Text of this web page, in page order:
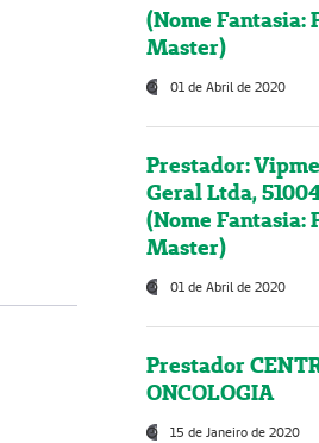
(Nome Fantasia:
Master)
01 de Abril de 2020
Prestador:
Geral Ltda,
(Nome Fantasia:
Master)
01 de Abril de 2020
Prestador
ONCOLOGIA
15 de Janeiro de 2020